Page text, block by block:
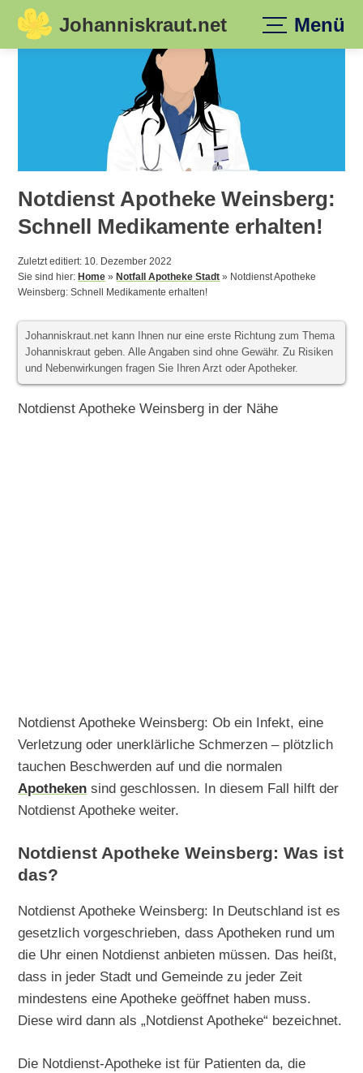
Skip
Johanniskraut.net Menü
Notdienst Apotheke Weinsberg:
Schnell Medikamente erhalten!
Zuletzt editiert: 10. Dezember 2022
Sie sind hier:Home »Notfall Apotheke Stadt » Notdienst Apotheke
Weinsberg: Schnell Medikamente erhalten!
Johanniskraut.net kann Ihnen nur eine erste Richtung zum Thema
Johanniskraut geben. Alle Angaben sind ohne Gewähr. Zu Risiken
und Nebenwirkungen fragen Sie Ihren Arzt oder Apotheker.
Notdienst Apotheke Weinsberg in der Nähe
Notdienst Apotheke Weinsberg: Ob ein Infekt, eine
Verletzung oder unerklärliche Schmerzen – plötzlich
tauchen Beschwerden auf und die normalen
Apotheken sind geschlossen. In diesem Fall hilft der
Notdienst Apotheke weiter.
Notdienst Apotheke Weinsberg: Was ist
das?
Notdienst Apotheke Weinsberg: In Deutschland ist es
gesetzlich vorgeschrieben, dass Apotheken rund um
die Uhr einen Notdienst anbieten müssen. Das heißt,
dass in jeder Stadt und Gemeinde zu jeder Zeit
mindestens eine Apotheke geöffnet haben muss.
Diese wird dann als „Notdienst Apotheke“ bezeichnet.
Die Notdienst-Apotheke ist für Patienten da, die